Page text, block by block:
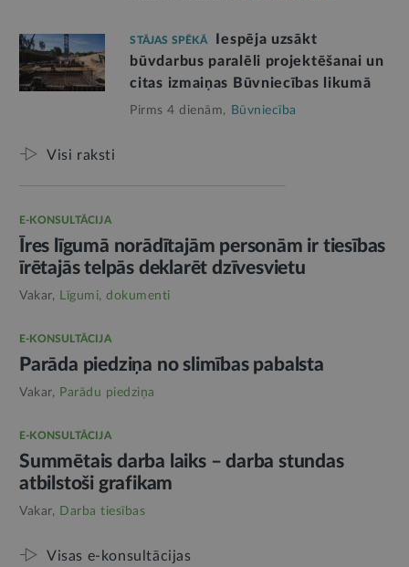
STĀJAS SPĒKĀ
Iespēja uzsākt
būvdarbus paralēli projektēšanai un
citas izmaiņas Būvniecības likumā
Pirms 4 dienām, Būvniecība
Visi raksti
E-KONSULTĀCIJA
Īres līgumā norādītajām personām ir tiesības
īrētajās telpās deklarēt dzīvesvietu
Vakar, Līgumi, dokumenti
E-KONSULTĀCIJA
Parāda piedziņa no slimības pabalsta
Vakar, Parādu piedziņa
E-KONSULTĀCIJA
Summētais darba laiks – darba stundas
atbilstoši grafikam
Vakar, Darba tiesības
Visas e-konsultācijas